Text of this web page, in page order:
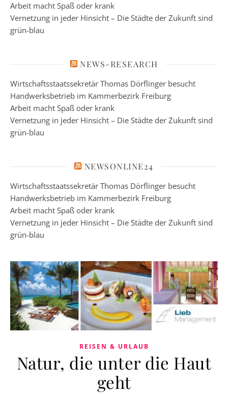
Arbeit macht Spaß oder krank
Vernetzung in jeder Hinsicht – Die Städte der Zukunft sind
grün-blau
NEWS-RESEARCH
Wirtschaftsstaatssekretär Thomas Dörflinger besucht
Handwerksbetrieb im Kammerbezirk Freiburg
Arbeit macht Spaß oder krank
Vernetzung in jeder Hinsicht – Die Städte der Zukunft sind
grün-blau
NEWSONLINE24
Wirtschaftsstaatssekretär Thomas Dörflinger besucht
Handwerksbetrieb im Kammerbezirk Freiburg
Arbeit macht Spaß oder krank
Vernetzung in jeder Hinsicht – Die Städte der Zukunft sind
grün-blau
REISEN & URLAUB
Natur, die unter die Haut
geht